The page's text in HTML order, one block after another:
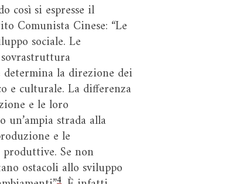
così si espresse il
Comunista Cinese: “Le
sociale. Le
la direzione dei
e culturale. La differenza
e le loro
strada alla
e le
Se non
ostacoli allo sviluppo
4